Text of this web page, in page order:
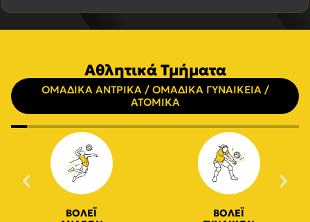
Αθλητικά Τμήματα
ΟΜΑΔΙΚΑ ΑΝΤΡΙΚΑ / ΟΜΑΔΙΚΑ ΓΥΝΑΙΚΕΙΑ /
ΑΤΟΜΙΚΑ
ΒΟΛΕΪ
ΒΟΛΕΪ